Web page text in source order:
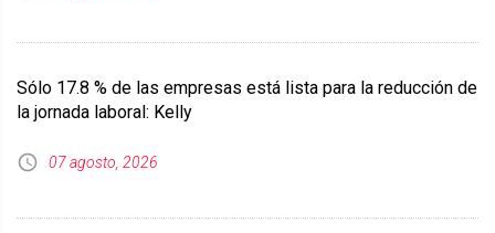
Sólo 17.8 % de las empresas está lista para la reducción de
la jornada laboral: Kelly
07 agosto, 2026